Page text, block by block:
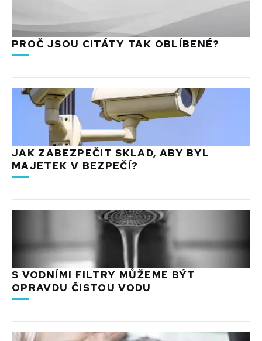
PROČ JSOU CITÁTY TAK OBLÍBENÉ?
JAK ZABEZPEČIT SKLAD, ABY BYL
MAJETEK V BEZPEČÍ?
S VODNÍMI FILTRY MŮŽEME BÝT
OPRAVDU ČISTOU VODU